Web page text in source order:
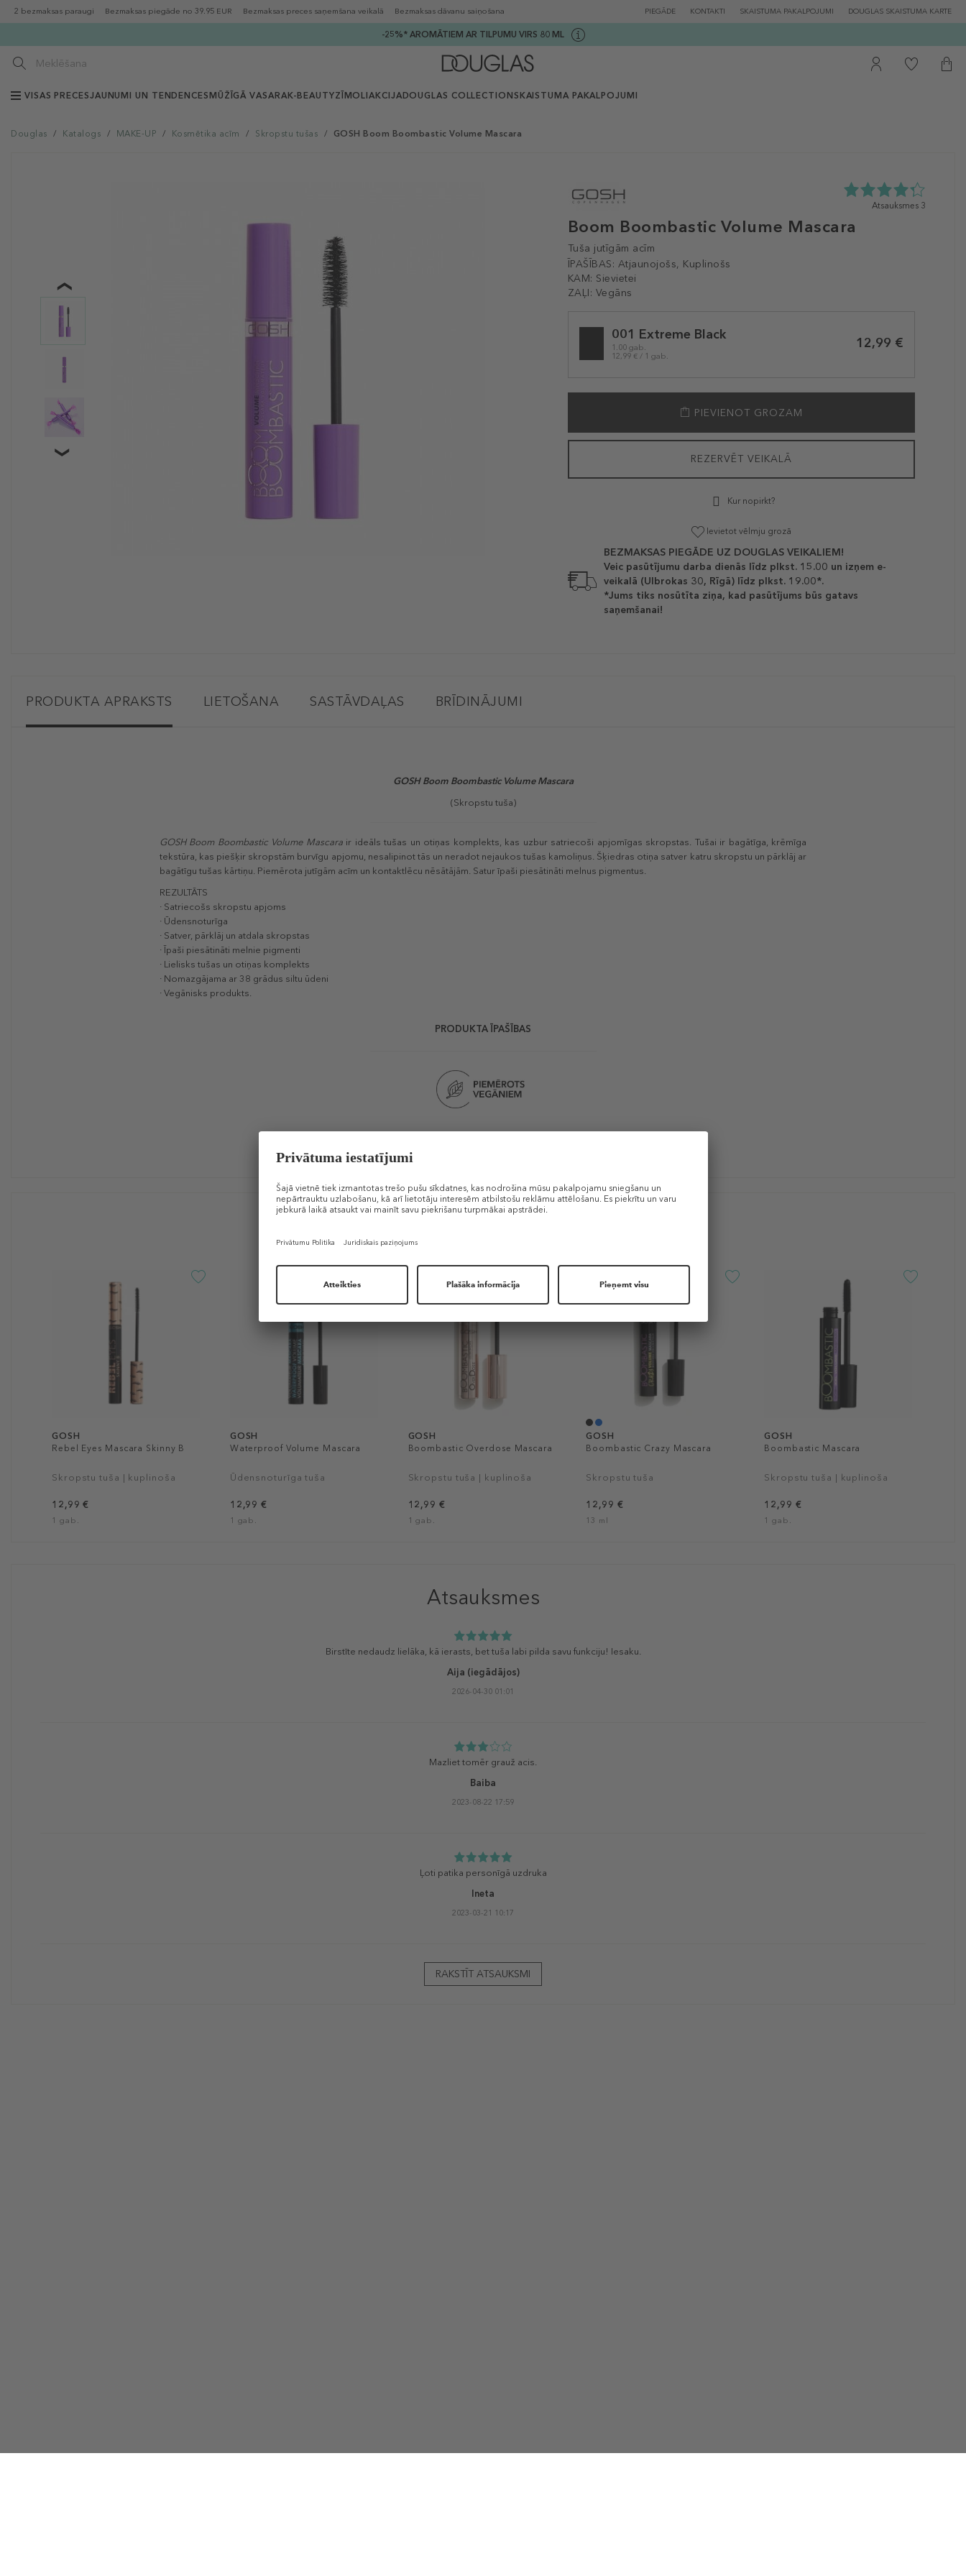
2 bezmaksas paraugi Bezmaksas piegāde no 39.95 EUR Bezmaksas preces saņemšana veikalā Bezmaksas dāvanu saiņošana PIEGĀDE KONTAKTI SKAISTUMA PAKALPOJUMI DOUGLAS SKAISTUMA KARTE
-25%* AROMĀTIEM AR TILPUMU VIRS 80 ML
VISAS PRECESJAUNUMI UN TENDENCES MŪŽĪGĀ VASARAK-BEAUTYZĪMOLIAKCIJADOUGLAS COLLECTION SKAISTUMA PAKALPOJUMI
Douglas / Katalogs / MAKE-UP / Kosmētika acīm / Skropstu tušas / GOSH Boom Boombastic Volume Mascara
Boom Boombastic Volume Mascara
Tuša jutīgām acīm
ĪPAŠĪBAS: Atjaunojošs, Kuplinošs
KAM: Sievietei
ZAĻI: Vegāns
4.3
Atsauksmes 3
variation001 Extreme Black
1.00 gab.
12,99 € / 1 gab.
12,99 €
PIEVIENOT GROZAM
REZERVĒT VEIKALĀ
Kur nopirkt?
Ievietot vēlmju grozā
BEZMAKSAS PIEGĀDE UZ DOUGLAS VEIKALIEM!
Veic pasūtījumu darba dienās līdz plkst. 15.00 un izņem e-
veikalā (Ulbrokas 30, Rīgā) līdz plkst. 19.00*.
*Jums tiks nosūtīta ziņa, kad pasūtījums būs gatavs
saņemšanai!
PRODUKTA APRAKSTS LIETOŠANA SASTĀVDAĻAS BRĪDINĀJUMI
GOSH Boom Boombastic Volume Mascara
(Skropstu tuša)
GOSH Boom Boombastic Volume Mascara ir ideāls tušas un otiņas komplekts, kas uzbur satriecoši apjomīgas skropstas. Tušai ir bagātīga, krēmīga
tekstūra, kas piešķir skropstām burvīgu apjomu, nesalipinot tās un neradot nejaukos tušas kamoliņus. Šķiedras otiņa satver katru skropstu un pārklāj ar
bagātīgu tušas kārtiņu. Piemērota jutīgām acīm un kontaktlēcu nēsātājām. Satur īpaši piesātināti melnus pigmentus.
REZULTĀTS
· Satriecošs skropstu apjoms
· Ūdensnoturīga
· Satver, pārklāj un atdala skropstas
· Īpaši piesātināti melnie pigmenti
· Lielisks tušas un otiņas komplekts
· Nomazgājama ar 38 grādus siltu ūdeni
· Vegānisks produkts.
PRODUKTA ĪPAŠĪBAS
GOSH
Rebel Eyes Mascara Skinny B
Skropstu tuša | kuplinoša
12,99 €
1 gab.
GOSH
Waterproof Volume Mascara
Ūdensnoturīga tuša
12,99 €
1 gab.
GOSH
Boombastic Overdose Mascara
Skropstu tuša | kuplinoša
12,99 €
1 gab.
GOSH
Boombastic Crazy Mascara
Skropstu tuša
12,99 €
13 ml
GOSH
Boombastic Mascara
Skropstu tuša | kuplinoša
12,99 €
1 gab.
Atsauksmes
Birstīte nedaudz lielāka, kā ierasts, bet tuša labi pilda savu funkciju! Iesaku.
Aija (iegādājos)
2026-04-30 01:01
Mazliet tomēr grauž acis.
Baiba
2023-08-22 17:59
Ļoti patika personīgā uzdruka
Ineta
2023-03-21 10:17
RAKSTĪT ATSAUKSMI